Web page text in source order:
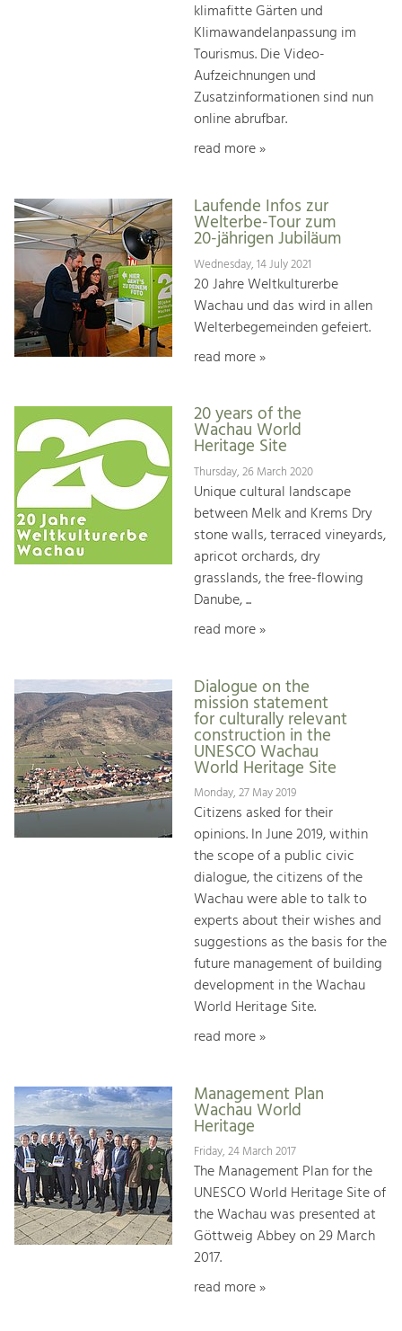
klimafitte Gärten und
Klimawandelanpassung im
Tourismus. Die Video-
Aufzeichnungen und
Zusatzinformationen sind nun
online abrufbar.
read more »
Laufende Infos zur
Welterbe-Tour zum
20-jährigen Jubiläum
Wednesday, 14 July 2021
20 Jahre Weltkulturerbe
Wachau und das wird in allen
Welterbegemeinden gefeiert.
read more »
20 years of the
Wachau World
Heritage Site
Thursday, 26 March 2020
Unique cultural landscape
between Melk and Krems Dry
stone walls, terraced vineyards,
apricot orchards, dry
grasslands, the free-flowing
Danube, ...
read more »
Dialogue on the
mission statement
for culturally relevant
construction in the
UNESCO Wachau
World Heritage Site
Monday, 27 May 2019
Citizens asked for their
opinions. In June 2019, within
the scope of a public civic
dialogue, the citizens of the
Wachau were able to talk to
experts about their wishes and
suggestions as the basis for the
future management of building
development in the Wachau
World Heritage Site.
read more »
Management Plan
Wachau World
Heritage
Friday, 24 March 2017
The Management Plan for the
UNESCO World Heritage Site of
the Wachau was presented at
Göttweig Abbey on 29 March
2017.
read more »